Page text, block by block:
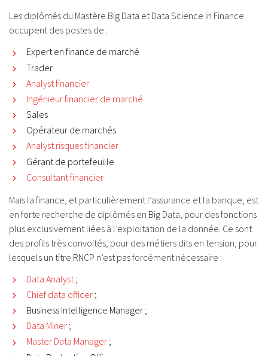
Les diplômés du Mastère Big Data et Data Science in Finance
occupent des postes de :
Expert en finance de marché
Trader
Analyst financier
Ingénieur financier de marché
Sales
Opérateur de marchés
Analyst risques financier
Gérant de portefeuille
Consultant financier
Mais la finance, et particulièrement l’assurance et la banque, est
en forte recherche de diplômés en Big Data, pour des fonctions
plus exclusivement liées à l’exploitation de la donnée. Ce sont
des profils très convoités, pour des métiers dits en tension, pour
lesquels un titre RNCP n’est pas forcément nécessaire :
Data Analyst ;
Chief data officer ;
Business Intelligence Manager ;
Data Miner ;
Master Data Manager ;